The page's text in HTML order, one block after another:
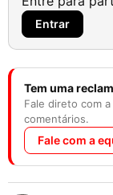
Entrar
Tem uma
Fale direto com
comentários.
Fale com a